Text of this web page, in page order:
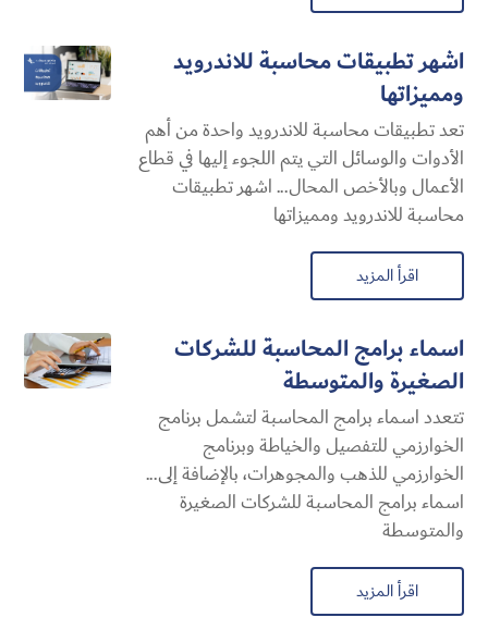
اشهر تطبيقات محاسبة للاندرويد
ومميزاتها
تعد تطبيقات محاسبة للاندرويد واحدة من أهم
الأدوات والوسائل التي يتم اللجوء إليها في قطاع
الأعمال وبالأخص المحال... اشهر تطبيقات
محاسبة للاندرويد ومميزاتها
اقرأ المزيد
اسماء برامج المحاسبة للشركات
الصغيرة والمتوسطة
تتعدد اسماء برامج المحاسبة لتشمل برنامج
الخوارزمي للتفصيل والخياطة وبرنامج
الخوارزمي للذهب والمجوهرات، بالإضافة إلى...
اسماء برامج المحاسبة للشركات الصغيرة
والمتوسطة
اقرأ المزيد